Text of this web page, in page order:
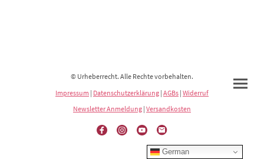
© Urheberrecht. Alle Rechte vorbehalten.
Impressum | Datenschutzerklärung | AGBs | Widerruf
Newsletter Anmeldung | Versandkosten
German